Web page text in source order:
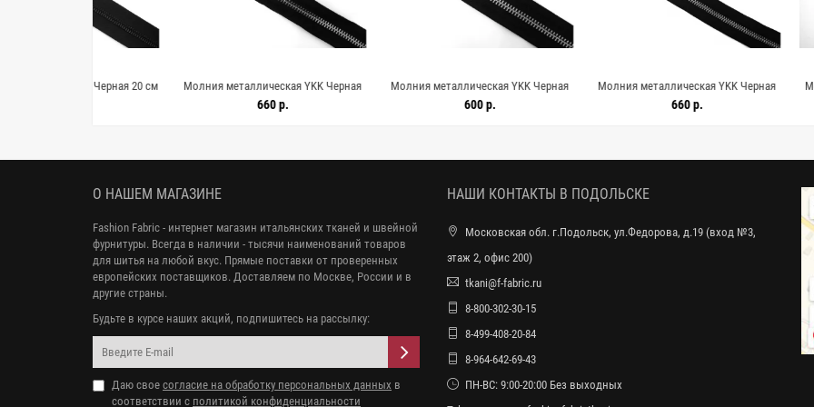
Молния металлическая YKK Черная
Молния металлическая YKK Черная
Молния металлическая YKK Черная
Молния
О НАШЕМ МАГАЗИНЕ
Fashion Fabric - интернет магазин итальянских тканей и швейной
фурнитуры. Всегда в наличии - тысячи наименований товаров
для шитья на любой вкус. Прямые поставки от проверенных
европейских поставщиков. Доставляем по Москве, России и в
другие страны.
Будьте в курсе наших акций, подпишитесь на рассылку:
Даю свое согласие на обработку персональных данных в
соответствии с политикой конфиденциальности
НАШИ КОНТАКТЫ В ПОДОЛЬСКЕ
Московская обл. г.Подольск, ул.Федорова, д.19 (вход №3,
этаж 2, офис 200)
tkani@f-fabric.ru
8-800-302-30-15
8-499-408-20-84
8-964-642-69-43
ПН-ВС: 9:00-20:00 Без выходных